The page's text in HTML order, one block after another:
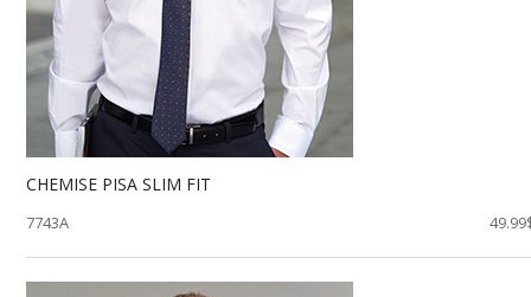
CHEMISE PISA SLIM FIT
7743A